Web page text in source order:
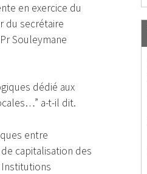
en exercice du
du secrétaire
Souleymane
dédié aux
a-t-il dit.
entre
capitalisation des